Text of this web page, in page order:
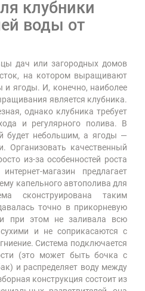
клубники
воды от
дач или загородных домов
на котором выращивают
ягоды. И, конечно, наиболее
является клубника.
однако клубника требует
и регулярного полива. В
будет небольшим, а ягоды —
Организовать качественный
из-за особенностей роста
магазин предлагает
капельного автополива для
сконструирована таким
точно в прикорневую
при этом не заливала всю
и не соприкасаются с
Система подключается
(это может быть бочка с
и распределяет воду между
конструкция состоит из